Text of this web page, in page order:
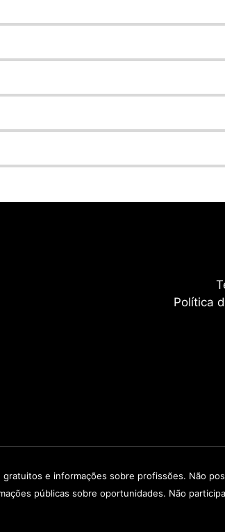
Política
e informações sobre profissões. Não
públicas sobre oportunidades. Não